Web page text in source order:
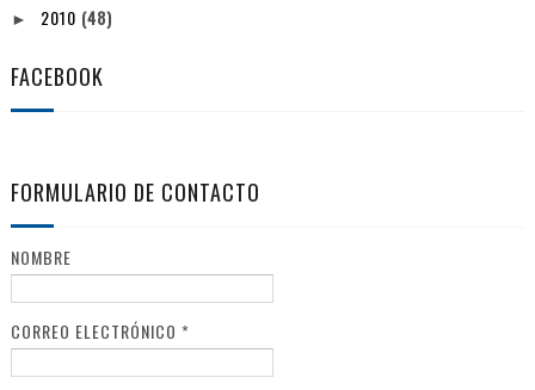
► 2010 (48)
FACEBOOK
FORMULARIO DE CONTACTO
NOMBRE
CORREO ELECTRÓNICO *